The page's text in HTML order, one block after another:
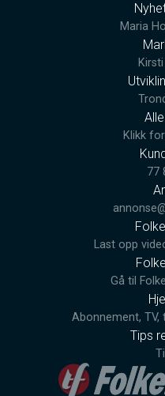
Maria
Klikk
77
Last opp
Gå til
Abonnement, TV,
Tips